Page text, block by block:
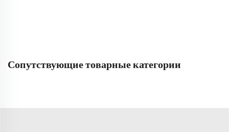
Сопутствующие товарные категории